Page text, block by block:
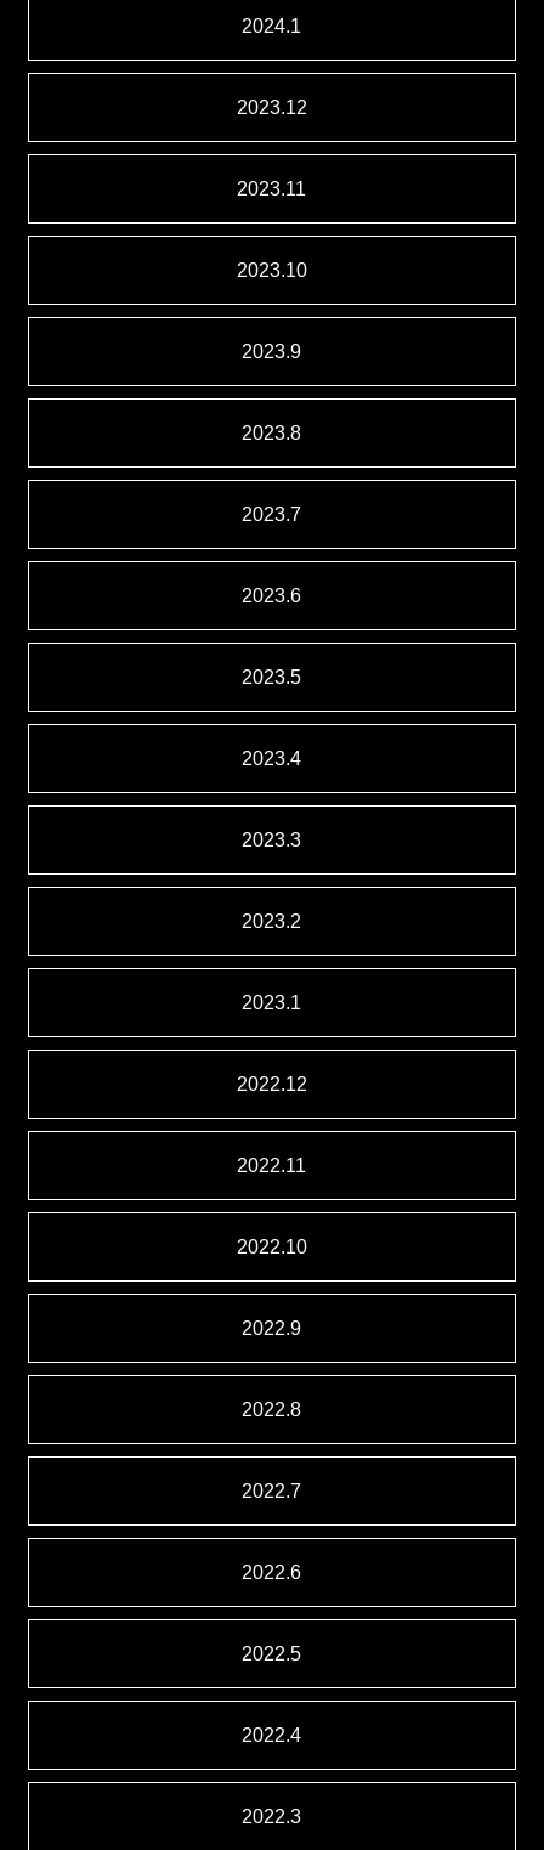
2024.1
2023.12
2023.11
2023.10
2023.9
2023.8
2023.7
2023.6
2023.5
2023.4
2023.3
2023.2
2023.1
2022.12
2022.11
2022.10
2022.9
2022.8
2022.7
2022.6
2022.5
2022.4
2022.3